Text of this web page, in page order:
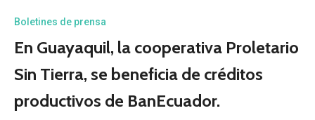
Boletines de prensa
En Guayaquil, la cooperativa Proletario
Sin Tierra, se beneficia de créditos
productivos de BanEcuador.